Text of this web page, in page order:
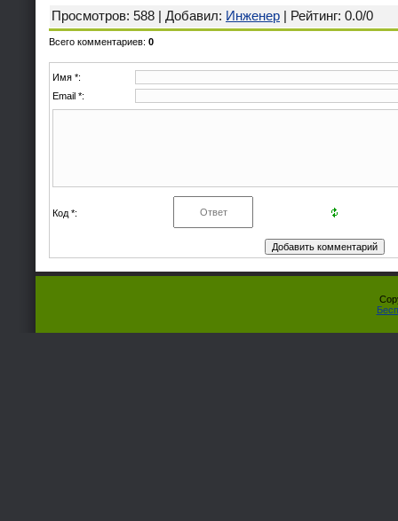
Просмотров: 588 | Добавил: Инженер | Рейтинг: 0.0/0
Всего комментариев: 0
Имя *:
Email *:
Код *: